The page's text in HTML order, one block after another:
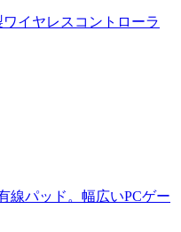
イヤレスコントローラ
線パッド。幅広いPCゲー